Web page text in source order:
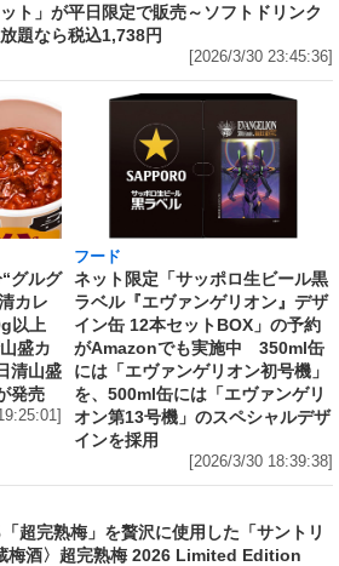
ト」が平日限定で販売～ソフトドリンク
題なら税込1,738円
[2026/3/30 23:45:36]
グルグ
カレ
以上
盛カ
清山盛
発売
フード
ネット限定「サッポロ生ビール黒
ラベル『エヴァンゲリオン』デザ
イン缶 12本セットBOX」の予約
がAmazonでも実施中 350ml缶
には「エヴァンゲリオン初号機」
を、500ml缶には「エヴァンゲリ
オン第13号機」のスペシャルデザ
インを採用
[2026/3/30 18:39:38]
で、国産100％「超完熟梅」を贅沢に使
「サントリー梅酒〈山崎蒸溜所貯蔵梅